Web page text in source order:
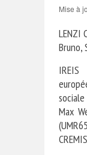
Mise à
LENZI
Bruno,
Max
CREMIS